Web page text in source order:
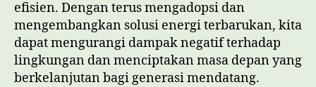
efisien. Dengan terus mengadopsi dan
mengembangkan solusi energi terbarukan, kita
dapat mengurangi dampak negatif terhadap
lingkungan dan menciptakan masa depan yang
berkelanjutan bagi generasi mendatang.